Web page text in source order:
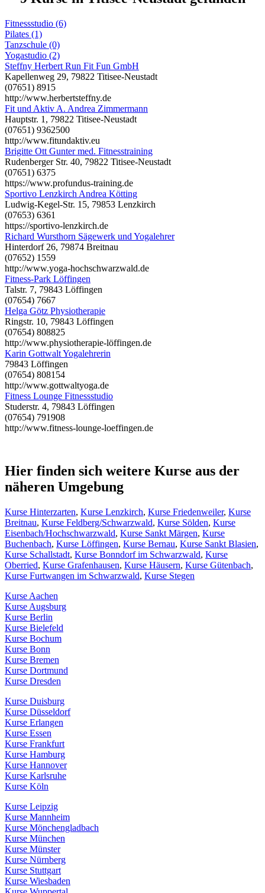
Fitnessstudio (6)
Pilates (1)
Tanzschule (0)
Yogastudio (2)
Steffny Herbert Run Fit Fun GmbH
Kapellenweg 29, 79822 Titisee-Neustadt
(07651) 8915
http://www.herbertsteffny.de
Fit und Aktiv A. Andrea Zimmermann
Hauptstr. 1, 79822 Titisee-Neustadt
(07651) 9362500
http://www.fitundaktiv.eu
Brigitte Ott Gunter med. Fitnesstraining
Rudenberger Str. 40, 79822 Titisee-Neustadt
(07651) 6375
https://www.profundus-training.de
Sportivo Lenzkirch Andrea Kötting
Ludwig-Kegel-Str. 15, 79853 Lenzkirch
(07653) 6361
https://sportivo-lenzkirch.de
Richard Wursthorn Sägewerk und Yogalehrer
Hinterdorf 26, 79874 Breitnau
(07652) 1559
http://www.yoga-hochschwarzwald.de
Fitness-Park Löffingen
Talstr. 7, 79843 Löffingen
(07654) 7667
Helga Götz Physiotherapie
Ringstr. 10, 79843 Löffingen
(07654) 808825
http://www.physiotherapie-löffingen.de
Karin Gottwalt Yogalehrerin
79843 Löffingen
(07654) 808154
http://www.gottwaltyoga.de
Fitness Lounge Fitnessstudio
Studerstr. 4, 79843 Löffingen
(07654) 791908
http://www.fitness-lounge-loeffingen.de
Hier finden sich weitere Kurse aus der
näheren Umgebung
Kurse Hinterzarten, Kurse Lenzkirch, Kurse Friedenweiler, Kurse
Breitnau, Kurse Feldberg/Schwarzwald, Kurse Sölden, Kurse
Eisenbach/Hochschwarzwald, Kurse Sankt Märgen, Kurse
Buchenbach, Kurse Löffingen, Kurse Bernau, Kurse Sankt Blasien,
Kurse Schallstadt, Kurse Bonndorf im Schwarzwald, Kurse
Oberried, Kurse Grafenhausen, Kurse Häusern, Kurse Gütenbach,
Kurse Furtwangen im Schwarzwald, Kurse Stegen
Kurse Aachen
Kurse Augsburg
Kurse Berlin
Kurse Bielefeld
Kurse Bochum
Kurse Bonn
Kurse Bremen
Kurse Dortmund
Kurse Dresden
Kurse Duisburg
Kurse Düsseldorf
Kurse Erlangen
Kurse Essen
Kurse Frankfurt
Kurse Hamburg
Kurse Hannover
Kurse Karlsruhe
Kurse Köln
Kurse Leipzig
Kurse Mannheim
Kurse Mönchengladbach
Kurse München
Kurse Münster
Kurse Nürnberg
Kurse Stuttgart
Kurse Wiesbaden